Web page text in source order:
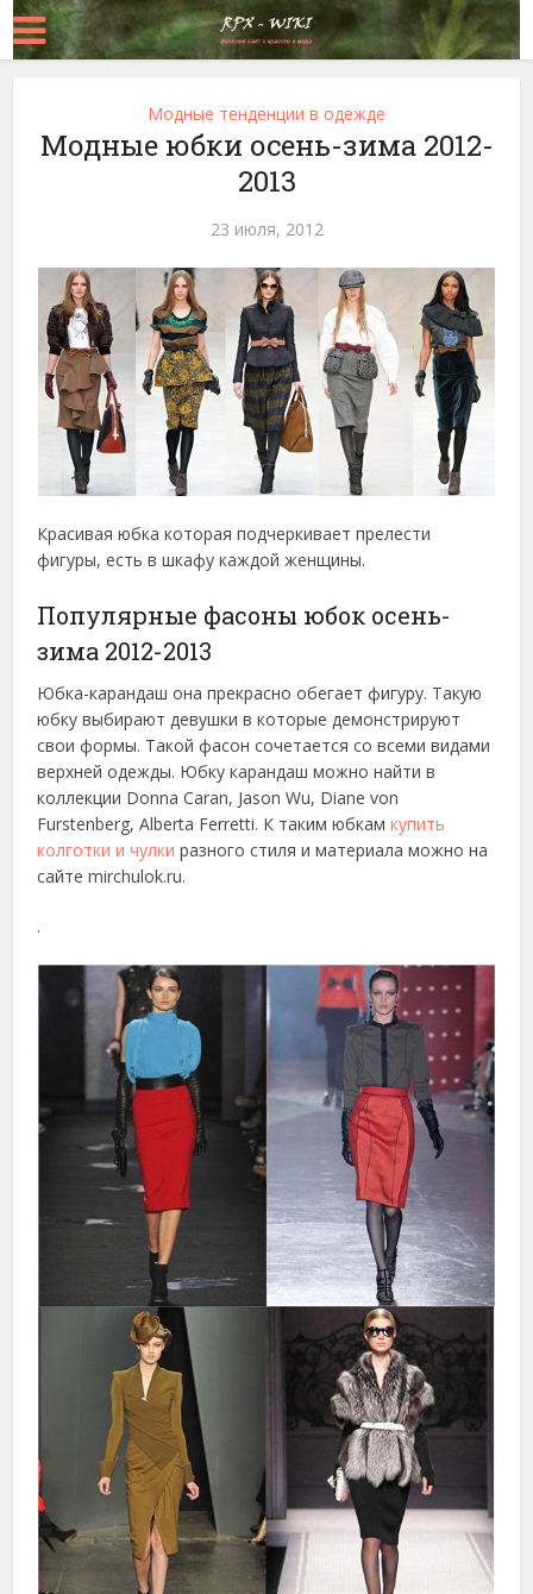
Модные тенденции в одежде
Модные юбки осень-зима 2012-
2013
23 июля, 2012
Красивая юбка которая подчеркивает прелести
фигуры, есть в шкафу каждой женщины.
Популярные фасоны юбок осень-
зима 2012-2013
Юбка-карандаш она прекрасно обегает фигуру. Такую
юбку выбирают девушки в которые демонстрируют
свои формы. Такой фасон сочетается со всеми видами
верхней одежды. Юбку карандаш можно найти в
коллекции Donna Caran, Jason Wu, Diane von
Furstenberg, Alberta Ferretti. К таким юбкамкупить
колготки и чулки разного стиля и материала можно на
сайте mirchulok.ru.
.